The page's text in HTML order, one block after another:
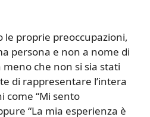
le proprie preoccupazioni,
persona e non a nome di
che non si sia stati
di rappresentare l’intera
come “Mi sento
“La mia esperienza è